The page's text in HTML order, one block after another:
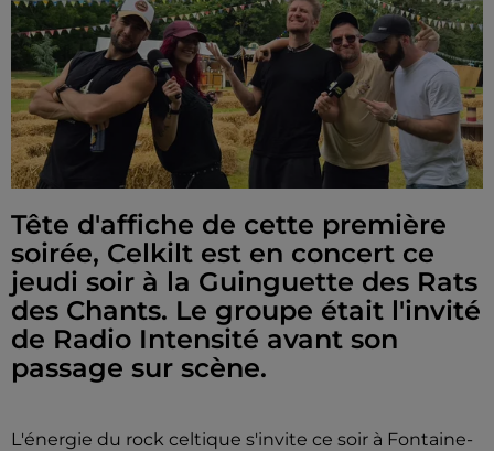
Tête d'affiche de cette première
soirée, Celkilt est en concert ce
jeudi soir à la Guinguette des Rats
des Chants. Le groupe était l'invité
de Radio Intensité avant son
passage sur scène.
L'énergie du rock celtique s'invite ce soir à Fontaine-